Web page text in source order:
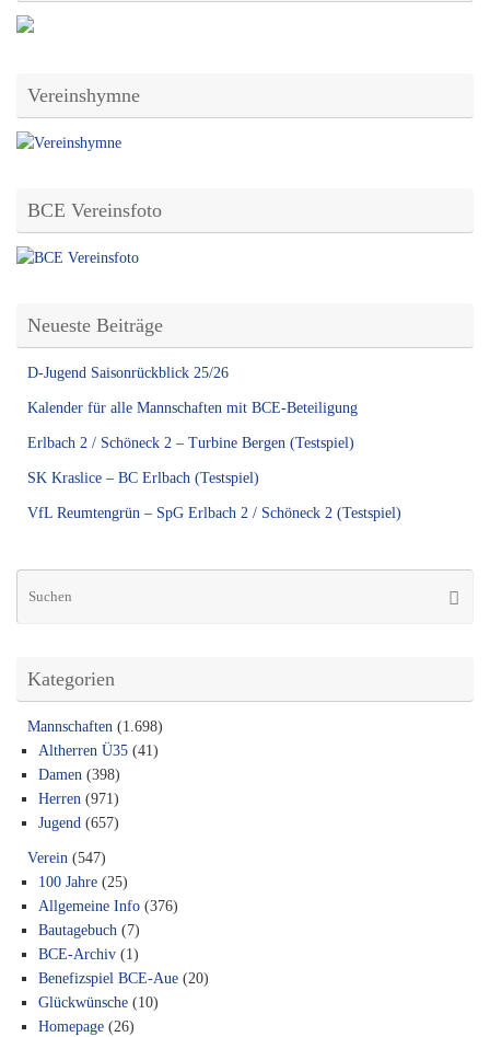
Vereinshymne
BCE Vereinsfoto
Neueste Beiträge
D-Jugend Saisonrückblick 25/26
Kalender für alle Mannschaften mit BCE-Beteiligung
Erlbach 2 / Schöneck 2 – Turbine Bergen (Testspiel)
SK Kraslice – BC Erlbach (Testspiel)
VfL Reumtengrün – SpG Erlbach 2 / Schöneck 2 (Testspiel)
Kategorien
Mannschaften (1.698)
Altherren Ü35 (41)
Damen (398)
Herren (971)
Jugend (657)
Verein (547)
100 Jahre (25)
Allgemeine Info (376)
Bautagebuch (7)
BCE-Archiv (1)
Benefizspiel BCE-Aue (20)
Glückwünsche (10)
Homepage (26)